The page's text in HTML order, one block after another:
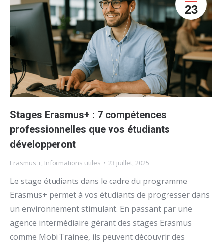
23
Stages Erasmus+ : 7 compétences
professionnelles que vos étudiants
développeront
Erasmus + Informations utiles 23 juillet, 2025
Le stage étudiants dans le cadre du programme
Erasmus+ permet à vos étudiants de progresser dans
un environnement stimulant. En passant par une
agence intermédiaire gérant des stages Erasmus
comme Mobi Trainee, ils peuvent découvrir des